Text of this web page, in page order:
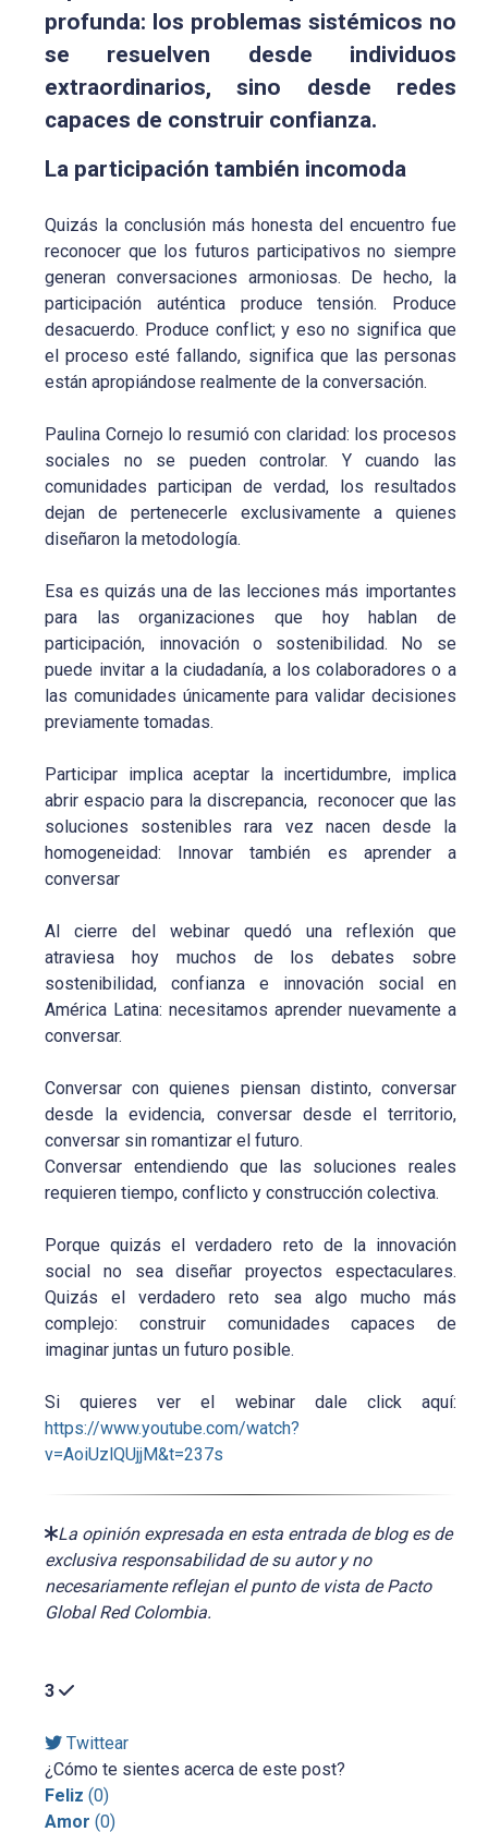
profunda: los problemas sistémicos no
se resuelven desde individuos
extraordinarios, sino desde redes
capaces de construir confianza.
La participación también incomoda
Quizás la conclusión más honesta del encuentro fue
reconocer que los futuros participativos no siempre
generan conversaciones armoniosas. De hecho, la
participación auténtica produce tensión. Produce
desacuerdo. Produce conflict; y eso no significa que
el proceso esté fallando, significa que las personas
están apropiándose realmente de la conversación.
Paulina Cornejo lo resumió con claridad: los procesos
sociales no se pueden controlar. Y cuando las
comunidades participan de verdad, los resultados
dejan de pertenecerle exclusivamente a quienes
diseñaron la metodología.
Esa es quizás una de las lecciones más importantes
para las organizaciones que hoy hablan de
participación, innovación o sostenibilidad. No se
puede invitar a la ciudadanía, a los colaboradores o a
las comunidades únicamente para validar decisiones
previamente tomadas.
Participar implica aceptar la incertidumbre, implica
abrir espacio para la discrepancia, reconocer que las
soluciones sostenibles rara vez nacen desde la
homogeneidad: Innovar también es aprender a
conversar
Al cierre del webinar quedó una reflexión que
atraviesa hoy muchos de los debates sobre
sostenibilidad, confianza e innovación social en
América Latina: necesitamos aprender nuevamente a
conversar.
Conversar con quienes piensan distinto, conversar
desde la evidencia, conversar desde el territorio,
conversar sin romantizar el futuro.
Conversar entendiendo que las soluciones reales
requieren tiempo, conflicto y construcción colectiva.
Porque quizás el verdadero reto de la innovación
social no sea diseñar proyectos espectaculares.
Quizás el verdadero reto sea algo mucho más
complejo: construir comunidades capaces de
imaginar juntas un futuro posible.
Si quieres ver el webinar dale click aquí:
https://www.youtube.com/watch?
v=AoiUzlQUjjM&t=237s
La opinión expresada en esta entrada de blog es de
exclusiva responsabilidad de su autor y no
necesariamente reflejan el punto de vista de Pacto
Global Red Colombia.
3
Twittear
¿Cómo te sientes acerca de este post?
Feliz (0)
Amor (0)